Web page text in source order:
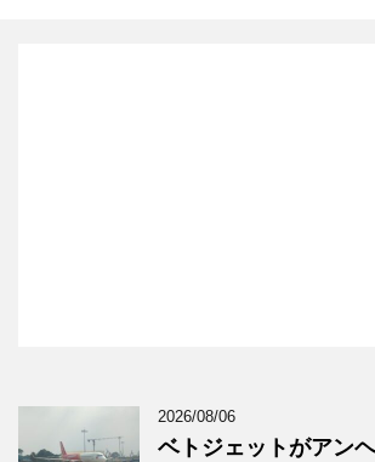
2026/08/06
ベトジェットがアン